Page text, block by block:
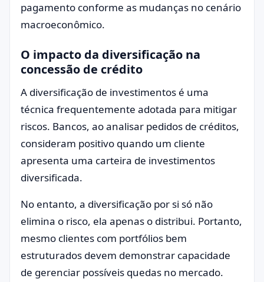
pagamento conforme as mudanças no cenário
macroeconômico.
O impacto da diversificação na
concessão de crédito
A diversificação de investimentos é uma
técnica frequentemente adotada para mitigar
riscos. Bancos, ao analisar pedidos de créditos,
consideram positivo quando um cliente
apresenta uma carteira de investimentos
diversificada.
No entanto, a diversificação por si só não
elimina o risco, ela apenas o distribui. Portanto,
mesmo clientes com portfólios bem
estruturados devem demonstrar capacidade
de gerenciar possíveis quedas no mercado.